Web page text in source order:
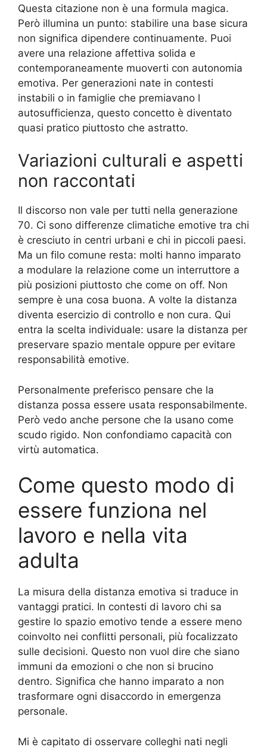
Questa citazione non è una formula magica.
Però illumina un punto: stabilire una base sicura
non significa dipendere continuamente. Puoi
avere una relazione affettiva solida e
contemporaneamente muoverti con autonomia
emotiva. Per generazioni nate in contesti
instabili o in famiglie che premiavano l
autosufficienza, questo concetto è diventato
quasi pratico piuttosto che astratto.
Variazioni culturali e aspetti
non raccontati
Il discorso non vale per tutti nella generazione
70. Ci sono differenze climatiche emotive tra chi
è cresciuto in centri urbani e chi in piccoli paesi.
Ma un filo comune resta: molti hanno imparato
a modulare la relazione come un interruttore a
più posizioni piuttosto che come on off. Non
sempre è una cosa buona. A volte la distanza
diventa esercizio di controllo e non cura. Qui
entra la scelta individuale: usare la distanza per
preservare spazio mentale oppure per evitare
responsabilità emotive.
Personalmente preferisco pensare che la
distanza possa essere usata responsabilmente.
Però vedo anche persone che la usano come
scudo rigido. Non confondiamo capacità con
virtù automatica.
Come questo modo di
essere funziona nel
lavoro e nella vita
adulta
La misura della distanza emotiva si traduce in
vantaggi pratici. In contesti di lavoro chi sa
gestire lo spazio emotivo tende a essere meno
coinvolto nei conflitti personali, più focalizzato
sulle decisioni. Questo non vuol dire che siano
immuni da emozioni o che non si brucino
dentro. Significa che hanno imparato a non
trasformare ogni disaccordo in emergenza
personale.
Mi è capitato di osservare colleghi nati negli